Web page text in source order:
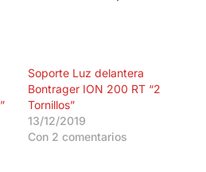
Soporte Luz delantera
Bontrager ION 200 RT “2
Tornillos”
13/12/2019
Con 2 comentarios